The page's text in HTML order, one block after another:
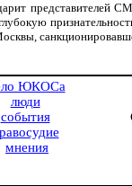
представителей
ЮКОСа
люди
события
мнения